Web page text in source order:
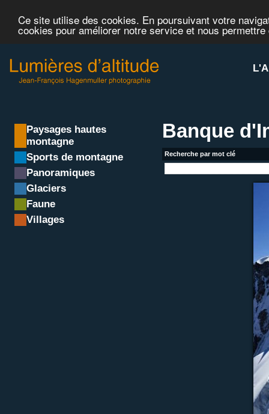
Ce site utilise des cookies. En poursuivant votre
cookies pour améliorer notre service et nous
Paysages hautes
montagne
Sports de montagne
Panoramiques
Glaciers
Faune
Villages
Banque
Recherche par mot clé